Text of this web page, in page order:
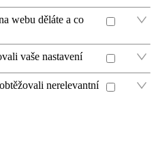
webu děláte a co
vaše nastavení
nerelevantní